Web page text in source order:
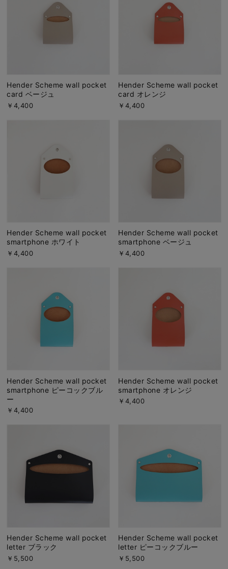
Hender Scheme wall pocket
card ベージュ
￥4,400
Hender Scheme wall pocket
card オレンジ
￥4,400
Hender Scheme wall pocket
smartphone ホワイト
￥4,400
Hender Scheme wall pocket
smartphone ベージュ
￥4,400
Hender Scheme wall pocket
smartphone ピーコックブル
ー
￥4,400
Hender Scheme wall pocket
smartphone オレンジ
￥4,400
Hender Scheme wall pocket
letter ブラック
￥5,500
Hender Scheme wall pocket
letter ピーコックブルー
￥5,500